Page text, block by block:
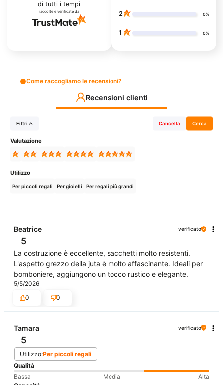
di tutti i tempi
raccolte e verificate da 2 0%
1 0%
Come raccogliamo le recensioni?
Recensioni clienti
Filtri Cancella Cerca
Valutazione
Utilizzo
Per piccoli regali Per gioielli Per regali più grandi
Beatrice verificato
5
La costruzione è eccellente, sacchetti molto resistenti.
L'aspetto grezzo della juta è molto affascinante. Ideali per
bomboniere, aggiungono un tocco rustico e elegante.
5/5/2026
0
0
Tamara verificato
5
Utilizzo:Per piccoli regali
Qualità
Bassa
Media
Alta